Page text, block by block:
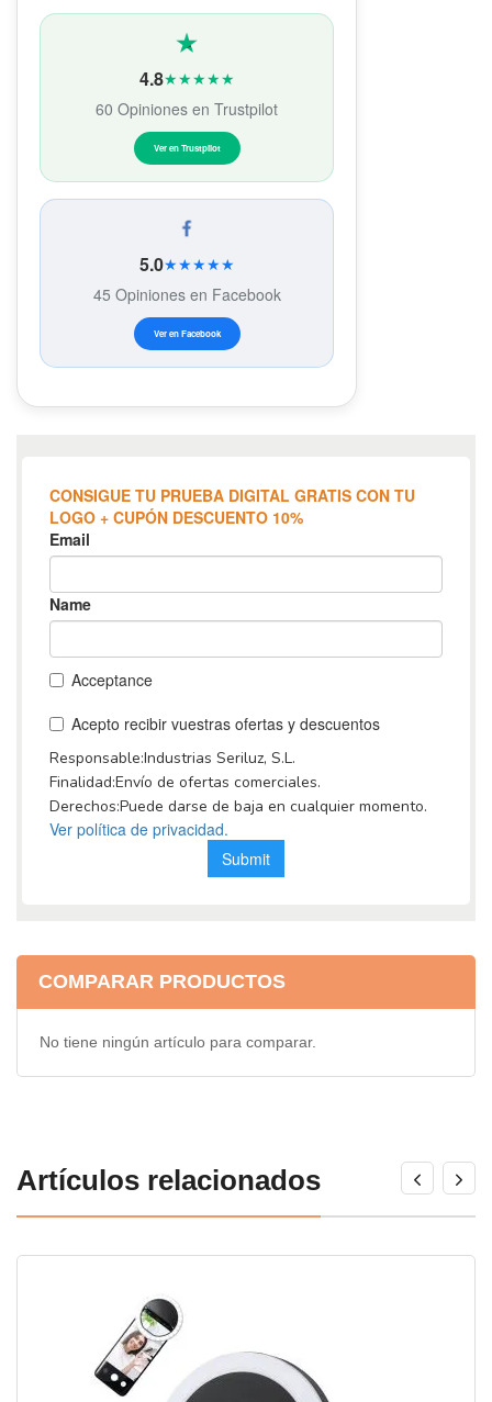
4.8★★★★★
60 Opiniones en Trustpilot
Ver en Trustpilot
5.0★★★★★
45 Opiniones en Facebook
Ver en Facebook
COMPARAR PRODUCTOS
No tiene ningún artículo para comparar.
Artículos relacionados